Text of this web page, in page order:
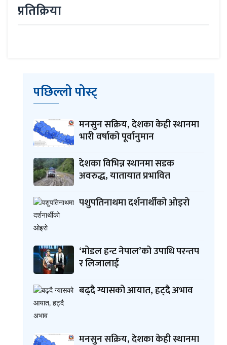
प्रतिक्रिया
पछिल्लो पोस्ट्
मनसुन सक्रिय, देशका केही स्थानमा
भारी वर्षाको पूर्वानुमान
देशका विभिन्न स्थानमा सडक
अवरुद्ध, यातायात प्रभावित
पशुपतिनाथमा दर्शनार्थीको ओइरो
‘मोडल हन्ट नेपाल’को उपाधि परन्तप
र लिजालाई
बढ्दै ग्यासको आयात, हट्दै अभाव
मनसुन सक्रिय, देशका केही स्थानमा